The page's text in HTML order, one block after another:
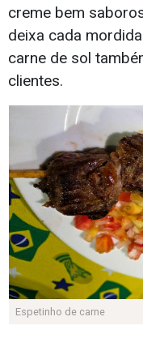
creme bem
deixa cada
carne de sol
clientes.
Espetinho de carne